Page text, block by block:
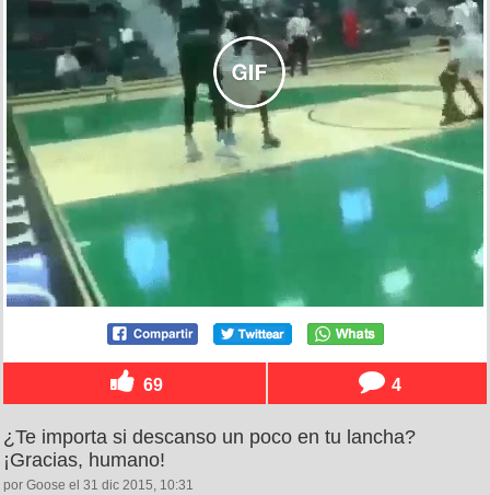
69 4
¿Te importa si descanso un poco en tu lancha?
¡Gracias, humano!
por Goose el 31 dic 2015, 10:31